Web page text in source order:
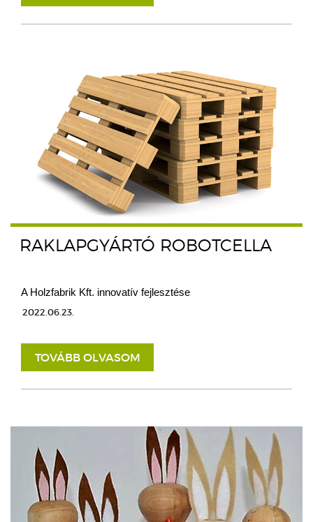
RAKLAPGYÁRTÓ ROBOTCELLA
A Holzfabrik Kft. innovatív fejlesztése
2022.06.23.
TOVÁBB OLVASOM